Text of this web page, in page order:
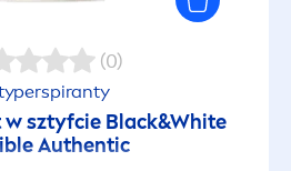
(0)
sztyfcie Black&White
Authentic